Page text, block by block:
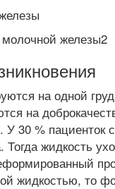
на одной
на
У 30 % пациенток
Тогда жидкость
жидкостью, то